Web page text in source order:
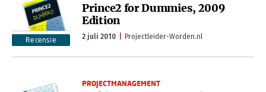
Recensie
Prince2 for Dummies, 2009
Edition
2 juli 2010 Projectleider-Worden.nl
PROJECTMANAGEMENT